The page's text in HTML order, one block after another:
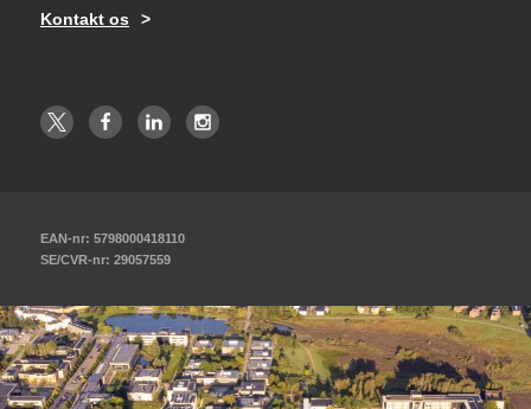
Kontakt os
EAN-nr: 5798000418110
SE/CVR-nr: 29057559